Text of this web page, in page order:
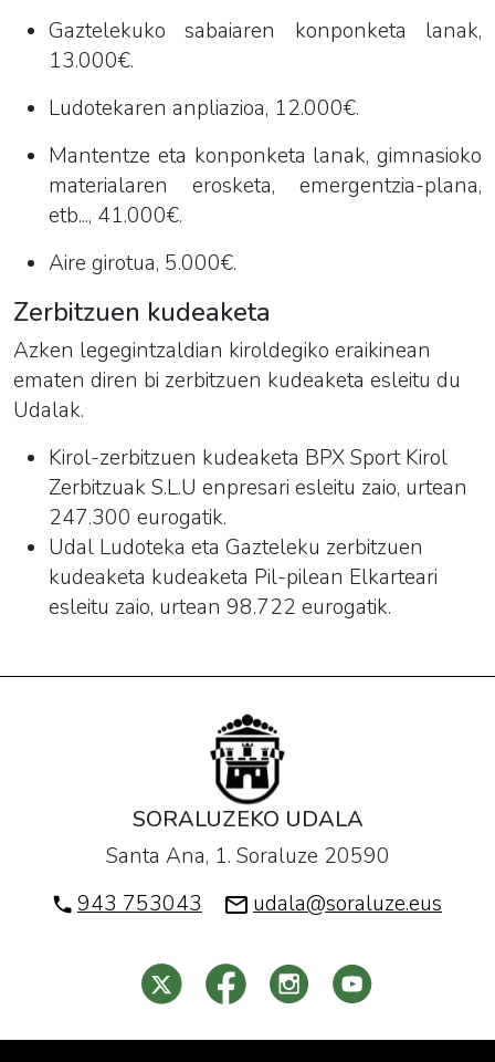
Gaztelekuko sabaiaren konponketa lanak,
13.000€.
Ludotekaren anpliazioa, 12.000€.
Mantentze eta konponketa lanak, gimnasioko
materialaren erosketa, emergentzia-plana,
etb..., 41.000€.
Aire girotua, 5.000€.
Zerbitzuen kudeaketa
Azken legegintzaldian kiroldegiko eraikinean
ematen diren bi zerbitzuen kudeaketa esleitu du
Udalak.
Kirol-zerbitzuen kudeaketa BPX Sport Kirol
Zerbitzuak S.L.U enpresari esleitu zaio, urtean
247.300 eurogatik.
Udal Ludoteka eta Gazteleku zerbitzuen
kudeaketa kudeaketa Pil-pilean Elkarteari
esleitu zaio, urtean 98.722 eurogatik.
SORALUZEKO UDALA
Santa Ana, 1. Soraluze 20590
943 753043
udala@soraluze.eus